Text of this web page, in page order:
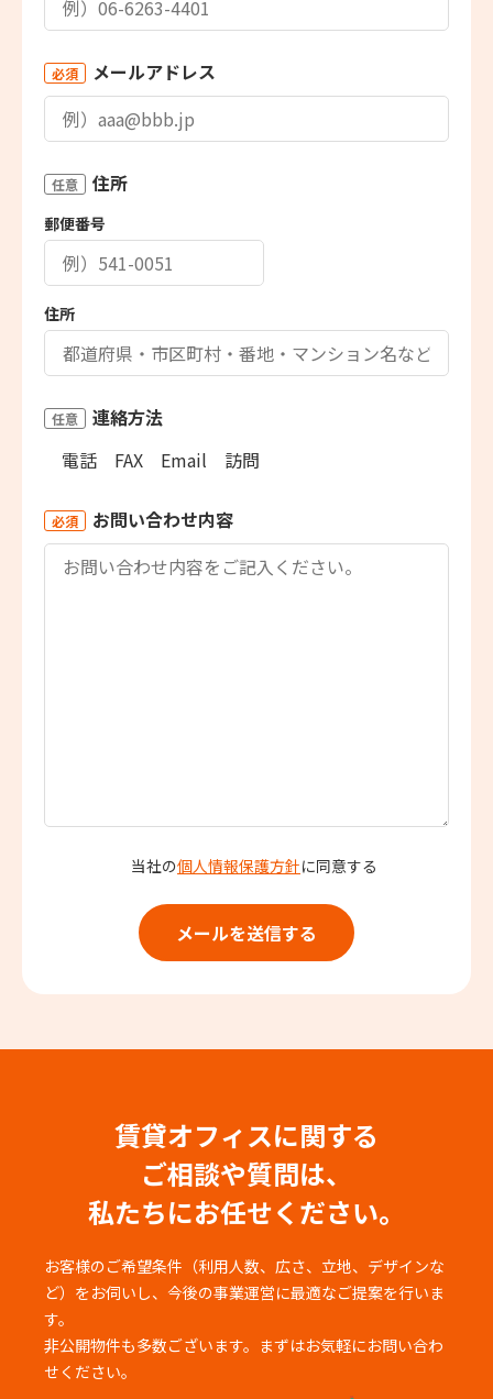
必須 メールアドレス
任意 住所
郵便番号
住所
任意
連絡方法
電話
FAX Email 訪問
必須 お問い合わせ内容
当社の個人情報保護方針に同意する
賃貸オフィスに関する
ご相談や質問は、
私たちにお任せください。
お客様のご希望条件（利用人数、広さ、立地、デザインな
ど）をお伺いし、 今後の事業運営に最適なご提案を行いま
す。
非公開物件も多数ございます。まずはお気軽にお問い合わ
せください。